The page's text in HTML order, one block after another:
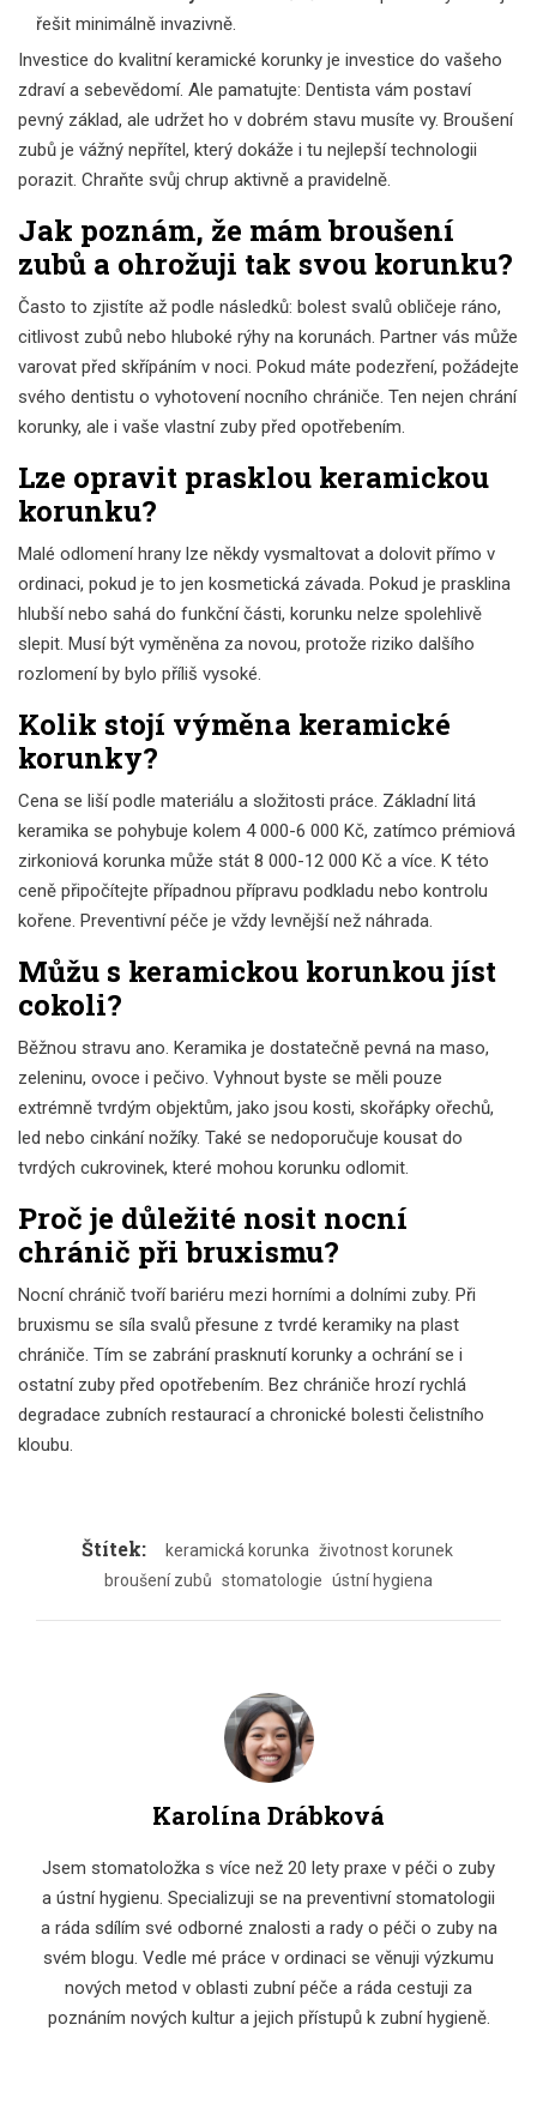
řešit minimálně invazivně.
Investice do kvalitní keramické korunky je investice do vašeho
zdraví a sebevědomí. Ale pamatujte: Dentista vám postaví
pevný základ, ale udržet ho v dobrém stavu musíte vy. Broušení
zubů je vážný nepřítel, který dokáže i tu nejlepší technologii
porazit. Chraňte svůj chrup aktivně a pravidelně.
Jak poznám, že mám broušení
zubů a ohrožuji tak svou korunku?
Často to zjistíte až podle následků: bolest svalů obličeje ráno,
citlivost zubů nebo hluboké rýhy na korunách. Partner vás může
varovat před skřípáním v noci. Pokud máte podezření, požádejte
svého dentistu o vyhotovení nocního chrániče. Ten nejen chrání
korunky, ale i vaše vlastní zuby před opotřebením.
Lze opravit prasklou keramickou
korunku?
Malé odlomení hrany lze někdy vysmaltovat a dolovit přímo v
ordinaci, pokud je to jen kosmetická závada. Pokud je prasklina
hlubší nebo sahá do funkční části, korunku nelze spolehlivě
slepit. Musí být vyměněna za novou, protože riziko dalšího
rozlomení by bylo příliš vysoké.
Kolik stojí výměna keramické
korunky?
Cena se liší podle materiálu a složitosti práce. Základní litá
keramika se pohybuje kolem 4 000-6 000 Kč, zatímco prémiová
zirkoniová korunka může stát 8 000-12 000 Kč a více. K této
ceně připočítejte případnou přípravu podkladu nebo kontrolu
kořene. Preventivní péče je vždy levnější než náhrada.
Můžu s keramickou korunkou jíst
cokoli?
Běžnou stravu ano. Keramika je dostatečně pevná na maso,
zeleninu, ovoce i pečivo. Vyhnout byste se měli pouze
extrémně tvrdým objektům, jako jsou kosti, skořápky ořechů,
led nebo cinkání nožíky. Také se nedoporučuje kousat do
tvrdých cukrovinek, které mohou korunku odlomit.
Proč je důležité nosit nocní
chránič při bruxismu?
Nocní chránič tvoří bariéru mezi horními a dolními zuby. Při
bruxismu se síla svalů přesune z tvrdé keramiky na plast
chrániče. Tím se zabrání prasknutí korunky a ochrání se i
ostatní zuby před opotřebením. Bez chrániče hrozí rychlá
degradace zubních restaurací a chronické bolesti čelistního
kloubu.
Štítek: keramická korunka životnost korunek
broušení zubů stomatologie ústní hygiena
Karolína Drábková
Jsem stomatoložka s více než 20 lety praxe v péči o zuby
a ústní hygienu. Specializuji se na preventivní stomatologii
a ráda sdílím své odborné znalosti a rady o péči o zuby na
svém blogu. Vedle mé práce v ordinaci se věnuji výzkumu
nových metod v oblasti zubní péče a ráda cestuji za
poznáním nových kultur a jejich přístupů k zubní hygieně.